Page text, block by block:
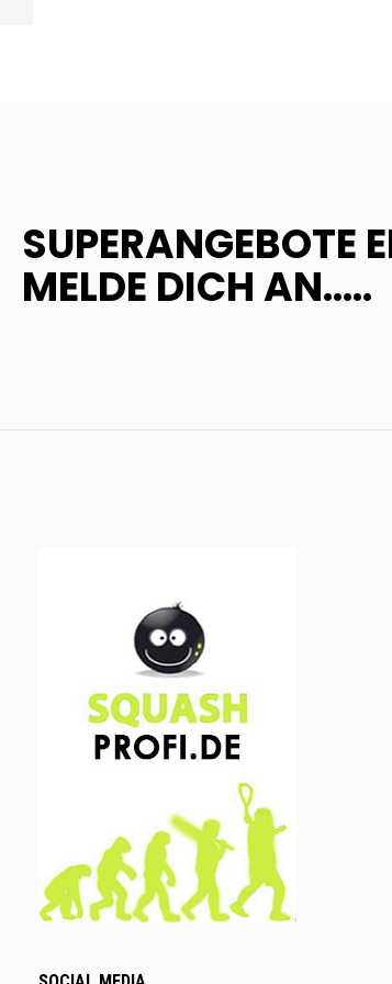
SUPERANGEBOTE
MELDE DICH AN.....